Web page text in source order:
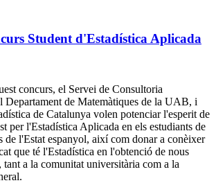
Student d'Estadística Aplicada
concurs, el Servei de Consultoria
Departament de Matemàtiques de la UAB, i
de Catalunya volen potenciar l'esperit de
per l'Estadística Aplicada en els estudiants de
de l'Estat espanyol, així com donar a conèixer
que té l'Estadística en l'obtenció de nous
tant a la comunitat universitària com a la